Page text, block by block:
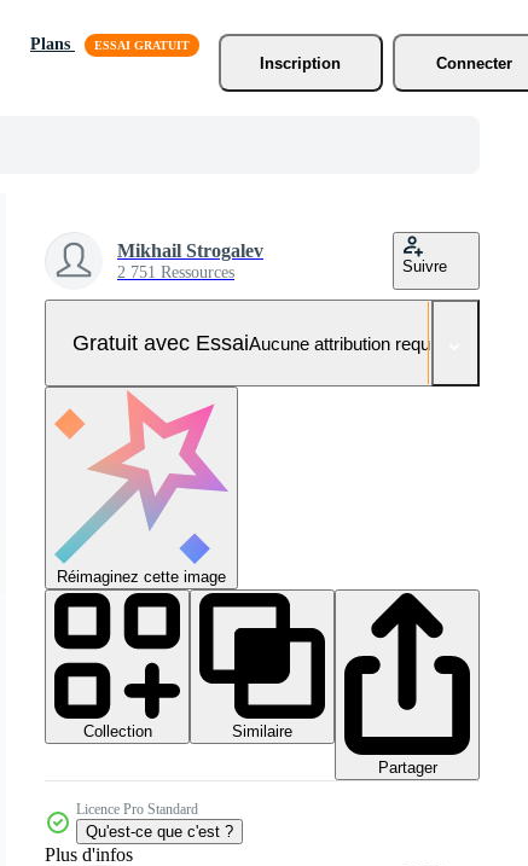
Plans
Inscription
Connecter
Mikhail Strogalev
2 751 Ressources Suivre
Gratuit avec EssaiAucune attribution requise
Réimaginez cette image
Collection
Similaire
Partager
Licence Pro Standard
Qu'est-ce que c'est ?
Plus d'infos